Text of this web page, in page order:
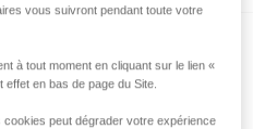
vous suivront pendant toute votre
à tout moment en cliquant sur le lien «
en bas de page du Site.
peut dégrader votre expérience